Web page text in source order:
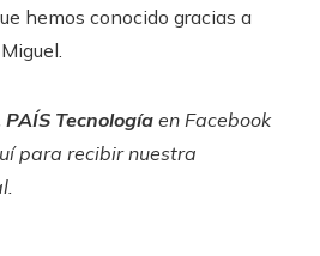
hemos conocido gracias a
PAÍS Tecnología en Facebook
para recibir nuestra